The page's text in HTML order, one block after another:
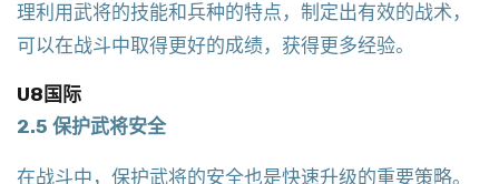
理利用武将的技能和兵种的特点，制定出有效的战术，
可以在战斗中取得更好的成绩，获得更多经验。
U8国际
2.5 保护武将安全
在战斗中，保护武将的安全也是快速升级的重要策略。